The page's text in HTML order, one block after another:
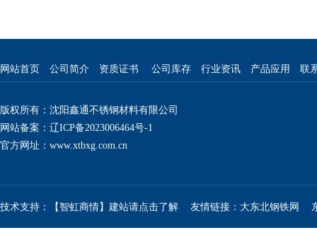
网站首页 公司简介 资质证书 公司库存 行业资讯 产品应用 联
版权所有：沈阳鑫通不锈钢材料有限公司
网站备案：辽ICP备2023006464号-1
官方网址： www.xtbxg.com.cn
技术支持：【智虹商情】建站请点击了解 友情链接： 大东北钢铁网